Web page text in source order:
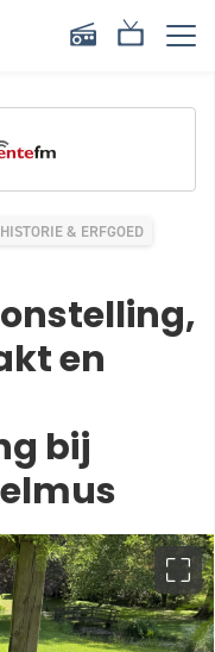
HISTORIE & ERFGOED
en
bij